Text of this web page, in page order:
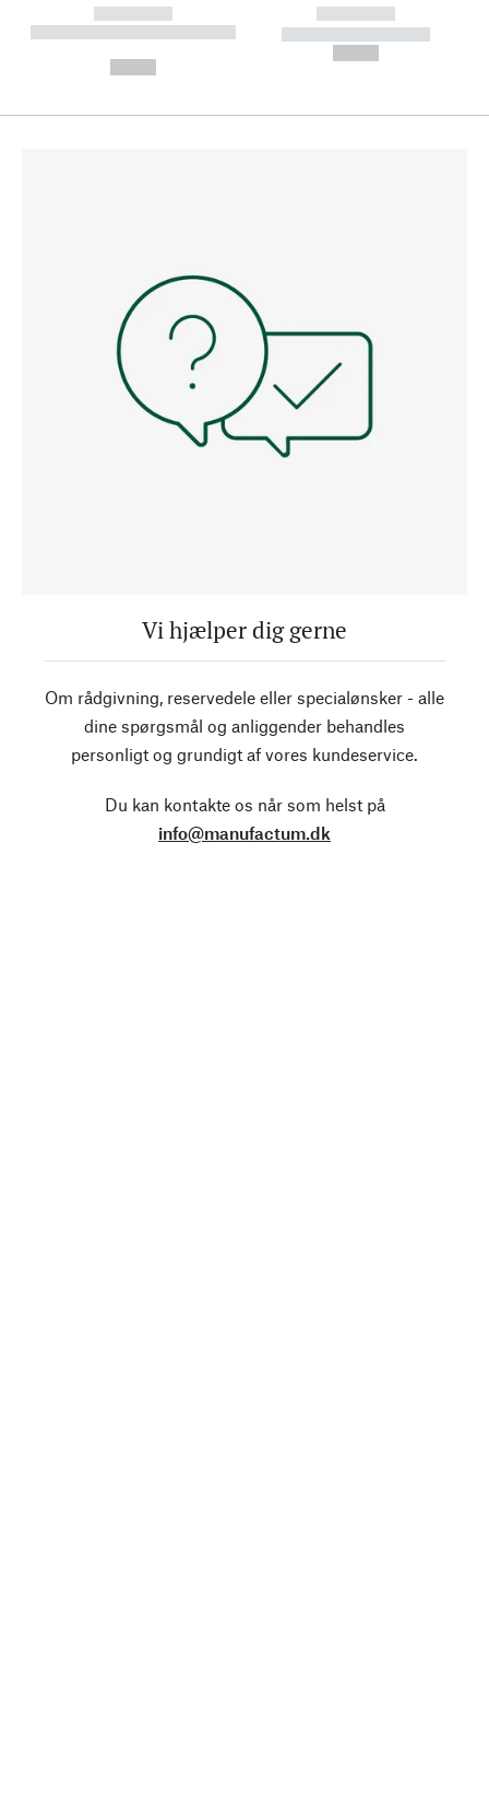
------------
----------- ----------- --------
------------
----------- -----------
Vi hjælper dig gerne
Om rådgivning, reservedele eller specialønsker - alle
dine spørgsmål og anliggender behandles
personligt og grundigt af vores kundeservice.
Du kan kontakte os når som helst på
info@manufactum.dk